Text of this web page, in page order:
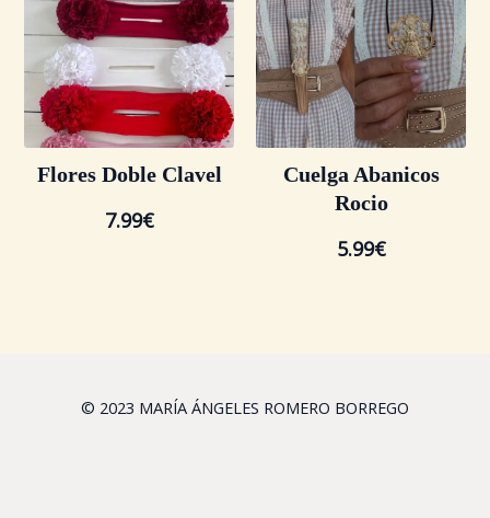
Flores Doble Clavel
7.99€
Cuelga Abanicos
Rocio
5.99€
© 2023 MARÍA ÁNGELES ROMERO BORREGO